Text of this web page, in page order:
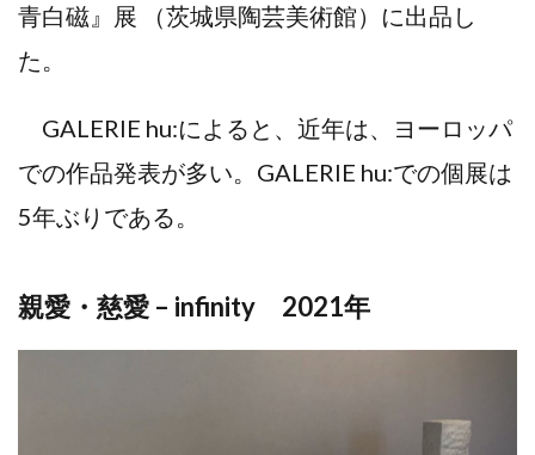
青白磁』展 （茨城県陶芸美術館）に出品し
た。
GALERIE hu:によると、近年は、ヨーロッパ
での作品発表が多い。GALERIE hu:での個展は
5年ぶりである。
親愛・慈愛 – infinity 2021年